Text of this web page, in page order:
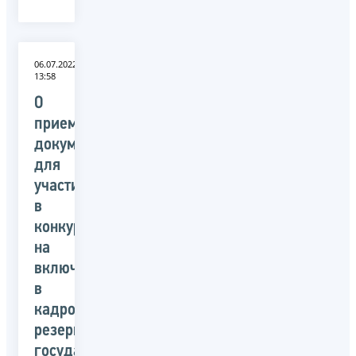
06.07.2022
13:58
О
приеме
документов
для
участия
в
конкурсе
на
включение
в
кадровый
резерв
государственной